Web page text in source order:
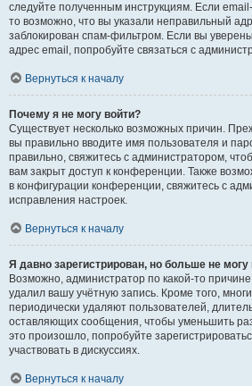
следуйте полученным инструкциям. Если
то возможно, что вы указали неправильный
заблокирован спам-фильтром. Если вы
адрес email, попробуйте связаться с
Вернуться к началу
Почему я не могу войти?
Существует несколько возможных причин.
вы правильно вводите имя пользователя и
правильно, свяжитесь с администратором,
вам закрыт доступ к конференции. Также
в конфигурации конференции, свяжитесь с
исправления настроек.
Вернуться к началу
Я давно зарегистрирован, но больше не могу
Возможно, администратор по какой-то
удалил вашу учётную запись. Кроме того,
периодически удаляют пользователей,
оставляющих сообщения, чтобы уменьшить
это произошло, попробуйте
участвовать в дискуссиях.
Вернуться к началу